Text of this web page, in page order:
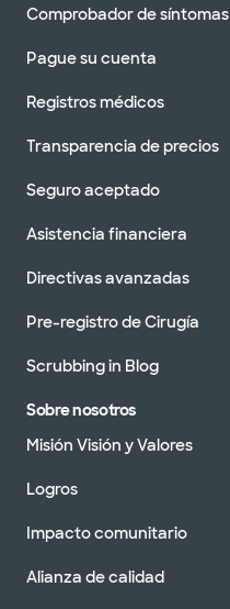
Comprobador de síntomas
Pague su cuenta
Registros médicos
Transparencia de precios
Seguro aceptado
Asistencia financiera
Directivas avanzadas
Pre-registro de Cirugía
Scrubbing in Blog
Sobre nosotros
Misión Visión y Valores
Logros
Impacto comunitario
Alianza de calidad